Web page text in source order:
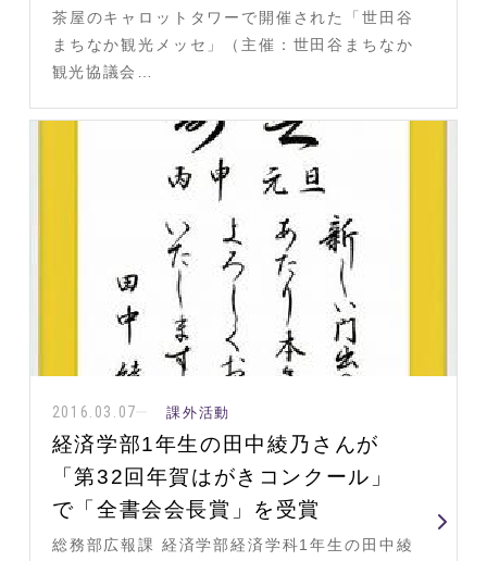
茶屋のキャロットタワーで開催された「世田谷
まちなか観光メッセ」（主催：世田谷まちなか
観光協議会…
2016.03.07 課外活動
経済学部1年生の田中綾乃さんが
「第32回年賀はがきコンクール」
で「全書会会長賞」を受賞
総務部広報課 経済学部経済学科1年生の田中綾